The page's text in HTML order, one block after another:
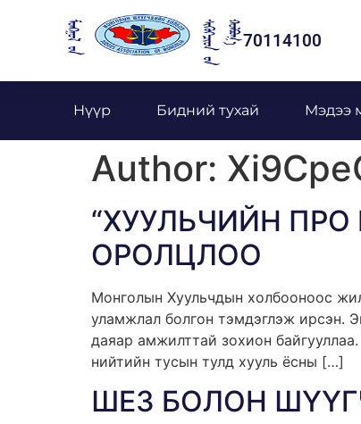
70114100
Нүүр Бидний тухай Мэдээ
Author:
“ХУУЛЬЧИЙН
ОРОЛЦЛОО
Монголын Хуульчдын холбооноос
уламжлал болгон тэмдэглэж ирсэн.
даяар амжилттай зохион
нийтийн тусын тулд хууль ёсны […]
ШЕЗ БОЛОН